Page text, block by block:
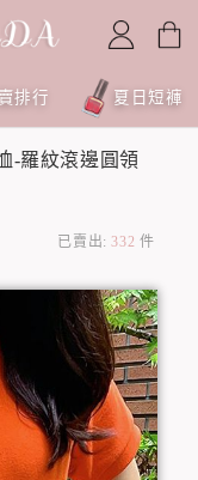
排行 夏日短褲
-羅紋滾邊圓領
已賣出:332 件